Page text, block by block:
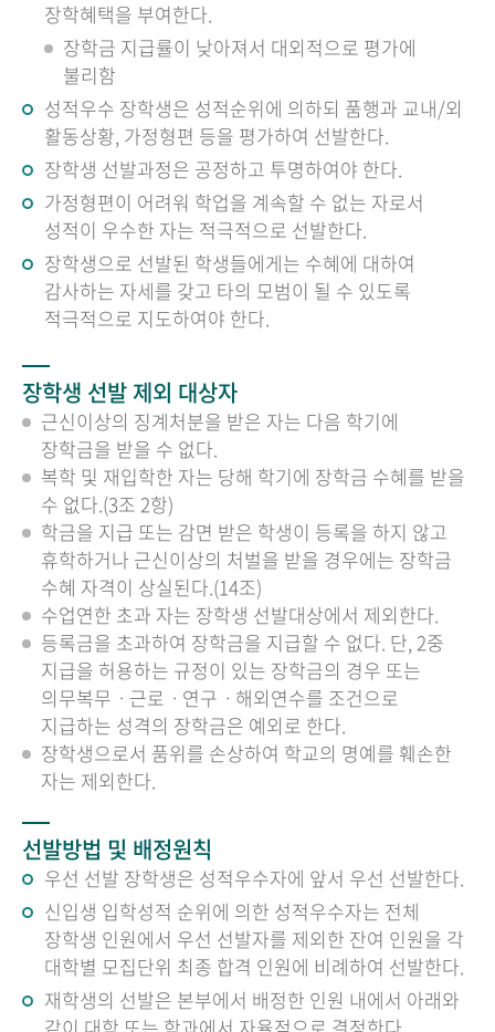
장학혜택을 부여한다.
장학금 지급률이 낮아져서 대외적으로 평가에
불리함
성적우수 장학생은 성적순위에 의하되 품행과 교내/외
활동상황, 가정형편 등을 평가하여 선발한다.
장학생 선발과정은 공정하고 투명하여야 한다.
가정형편이 어려워 학업을 계속할 수 없는 자로서
성적이 우수한 자는 적극적으로 선발한다.
장학생으로 선발된 학생들에게는 수혜에 대하여
감사하는 자세를 갖고 타의 모범이 될 수 있도록
적극적으로 지도하여야 한다.
장학생 선발 제외 대상자
근신이상의 징계처분을 받은 자는 다음 학기에
장학금을 받을 수 없다.
복학 및 재입학한 자는 당해 학기에 장학금 수혜를 받을
수 없다.(3조 2항)
학금을 지급 또는 감면 받은 학생이 등록을 하지 않고
휴학하거나 근신이상의 처벌을 받을 경우에는 장학금
수혜 자격이 상실된다.(14조)
수업연한 초과 자는 장학생 선발대상에서 제외한다.
등록금을 초과하여 장학금을 지급할 수 없다. 단, 2중
지급을 허용하는 규정이 있는 장학금의 경우 또는
의무복무ㆍ근로ㆍ연구ㆍ해외연수를 조건으로
지급하는 성격의 장학금은 예외로 한다.
장학생으로서 품위를 손상하여 학교의 명예를 훼손한
자는 제외한다.
선발방법 및 배정원칙
우선 선발 장학생은 성적우수자에 앞서 우선 선발한다.
신입생 입학성적 순위에 의한 성적우수자는 전체
장학생 인원에서 우선 선발자를 제외한 잔여 인원을 각
대학별 모집단위 최종 합격 인원에 비례하여 선발한다.
재학생의 선발은 본부에서 배정한 인원 내에서 아래와